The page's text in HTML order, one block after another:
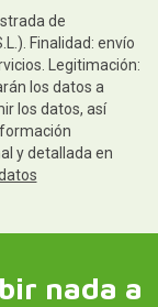
de
Finalidad: envío
Legitimación:
los datos a
los datos, así
y detallada en
nada a